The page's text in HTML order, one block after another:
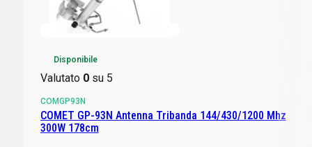
Disponibile
Valutato 0su 5
COMGP93N
COMET GP-93N Antenna Tribanda 144/430/1200 Mhz
300W 178cm